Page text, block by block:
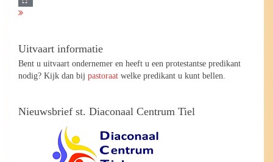
Uitvaart informatie
Bent u uitvaart ondernemer en heeft u een protestantse predikant
nodig? Kijk dan bij pastoraat welke predikant u kunt bellen.
Nieuwsbrief st. Diaconaal Centrum Tiel